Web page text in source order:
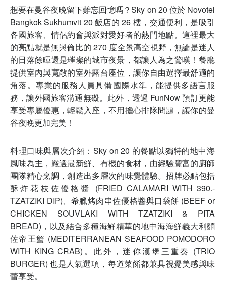
想要在曼谷夜晚留下難忘回憶嗎？Sky on 20 位於 Novotel
Bangkok Sukhumvit 20 飯店的 26 樓，交通便利，是吸引
各國旅客、情侶約會與派對愛好者的熱門地點。這裡最大
的亮點就是無與倫比的 270 度全景高空視野，無論是迷人
的日落餘暉還是璀璨的城市夜景，都讓人為之驚嘆！餐廳
提供室內與寬敞的室外露台座位，讓你自由選擇最舒適的
角落。專業的服務人員具備國際水準，能提供多語言服
務，讓外國旅客溝通無礙。此外，透過 FunNow 預訂更能
享受專屬優惠，輕鬆入座，不用擔心排隊問題，讓你的曼
谷夜晚更加完美！
料理口味與層次介紹：Sky on 20 的餐點以獨特的地中海
風味為主，嚴選最新鮮、有機的食材，由經驗豐富的廚師
團隊精心烹調，創造出多層次的味覺體驗。招牌必點包括
酥炸花枝佐優格醬 (FRIED CALAMARI WITH 390.-
TZATZIKI DIP)、希臘烤肉串佐優格醬與口袋餅 (BEEF or
CHICKEN SOUVLAKI WITH TZATZIKI & PITA
BREAD)，以及結合多種海鮮精華的地中海海鮮義大利麵
佐帝王蟹 (MEDITERRANEAN SEAFOOD POMODORO
WITH KING CRAB)。此外，迷你漢堡三重奏 (TRIO
BURGER) 也是人氣選項，每道菜餚都兼具視覺美感與味
蕾享受。